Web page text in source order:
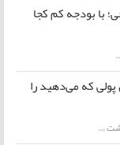
با بودجه کم کجا
ارزش پولی که می‌دهید را